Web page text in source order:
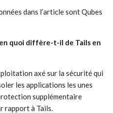
dans l’article sont Qubes
quoi diffère-t-il de Tails en
axé sur la sécurité qui
les applications les unes
supplémentaire
rapport à Tails.